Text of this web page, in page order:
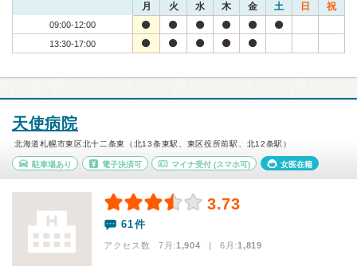
月 火 水 木 金 土 日 祝
09:00-12:00
13:30-17:00
天使病院
北海道札幌市東区北十二条東（北13条東駅、東区役所前駅、北12条駅）
駐車場あり 電子決済可 マイナ受付 (スマホ可) 女医在籍
3.73
61件
アクセス数 7月:1,904 | 6月:1,819